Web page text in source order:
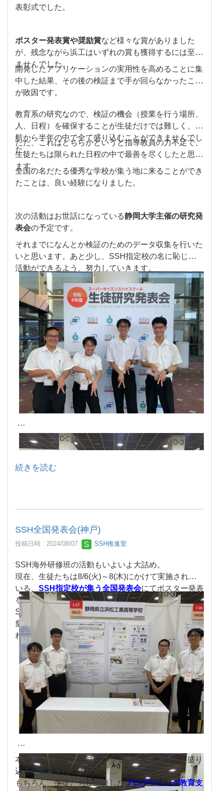
表彰式でした。
ポスター発表賞や奨励賞など様々な賞がありました
が、残念ながら浜工はいずれの賞も獲得するには至り
ませんでした。
開発したアプリケーションの実用性を高めることに集
中した結果、その後の検証まで手が回らなかったこと
が敗因です。
教育系の研究なので、検証の機会（授業を行う場所、
人、日程）を確保することが生徒だけでは難しく、渡
航から半年の中で全て盛り込むことができませんでし
た。
ただ、これはどちらかというと指導教員の力不足で、
生徒たちは限られた日程の中で最善を尽くしたと思い
ます。
全国の名だたる優秀な学校が集う地に来ることができ
たことは、良い経験になりました。
次の活動はお世話になっている静岡大学主催の研究発
表会の予定です。
それまでになんとか検証のためのデータ収集を行いた
いと思います。 あと少し、SSH指定校の名に恥じない
活動ができるよう、努力していきます。
続きを読む
SSH全国発表会(神戸)
投稿日時 : 2024/08/07 SSH推進室
SSH海外研修班の活動もいよいよ大詰め。
現在、生徒たちは8/6(火)～8(木)にかけて実施されて
いる、 SSH指定校が集う全国発表会にてポスター発表
を行っています。
SSH指定校として日々研鑽を積んでいる全国200校が
集まる大会だけあって、非常に興味深く熱量の感じら
れるポスターばかりです。
本校は、先日行ったプログラミング教室の内容を盛り
込んだ発表を行いました。
もちろん、生徒たちが開発したプログラミング教育支